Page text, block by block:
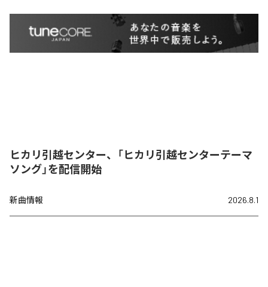
ヒカリ引越センター、「ヒカリ引越センターテーマ
ソング」を配信開始
新曲情報 2026.8.1